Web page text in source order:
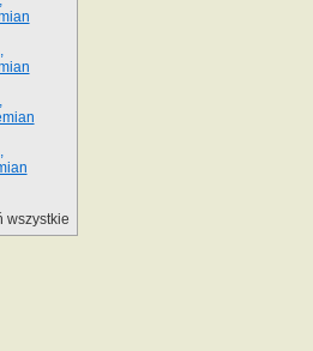
wszystkie